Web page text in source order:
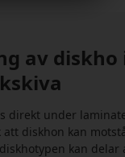
av diskho
direkt under
diskhon kan
kan delar